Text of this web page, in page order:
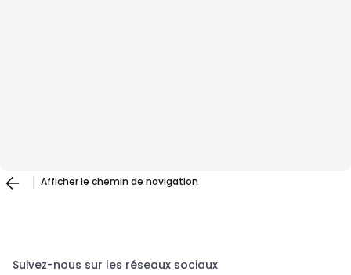
Afficher le chemin de navigation
Suivez-nous sur les réseaux sociaux